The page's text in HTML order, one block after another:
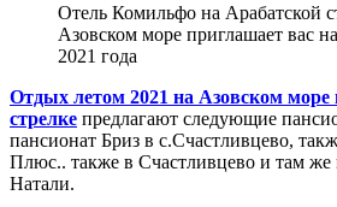
Отель Комильфо на Арабатской
Азовском море приглашает вас
2021 года
Отдых летом 2021 на Азовском море
стрелке предлагают следующие
пансионат Бриз в с.Счастливцево,
Плюс.. также в Счастливцево и там
Натали.